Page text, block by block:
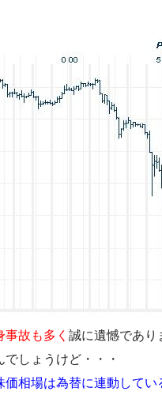
故も多く 誠に遺憾であり
しょうけど・・・
価相場は為替に連動してい